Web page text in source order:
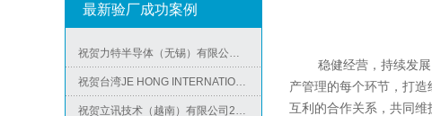
Metro麦德龙验厂
最新验厂成功案例
祝贺台湾JE HONG INTERNATIONAL TEXTILE CO., LTD 2026年快速通过GRS认证
祝贺立讯技术（越南）有限公司2026年快速通过RBA-VAP认证审核，斩获金牌评级！
稳健经营，持续发展，
产管理的每个环节，打
互利的合作关系，共同维